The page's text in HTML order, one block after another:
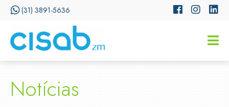
(31) 3891-5636
Notícias
CISSA